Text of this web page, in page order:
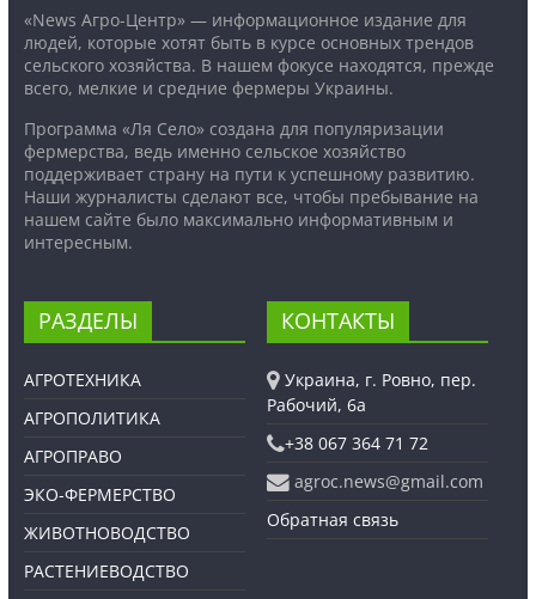
«News Агро-Центр» — информационное издание для
людей, которые хотят быть в курсе основных трендов
сельского хозяйства. В нашем фокусе находятся, прежде
всего, мелкие и средние фермеры Украины.
Программа «Ля Село» создана для популяризации
фермерства, ведь именно сельское хозяйство
поддерживает страну на пути к успешному развитию.
Наши журналисты сделают все, чтобы пребывание на
нашем сайте было максимально информативным и
интересным.
РАЗДЕЛЫ
АГРОТЕХНИКА
АГРОПОЛИТИКА
АГРОПРАВО
ЭКО-ФЕРМЕРСТВО
ЖИВОТНОВОДСТВО
РАСТЕНИЕВОДСТВО
КОНТАКТЫ
Украина, г. Ровно, пер.
Рабочий, 6а
+38 067 364 71 72
agroc.news@gmail.com
Обратная связь